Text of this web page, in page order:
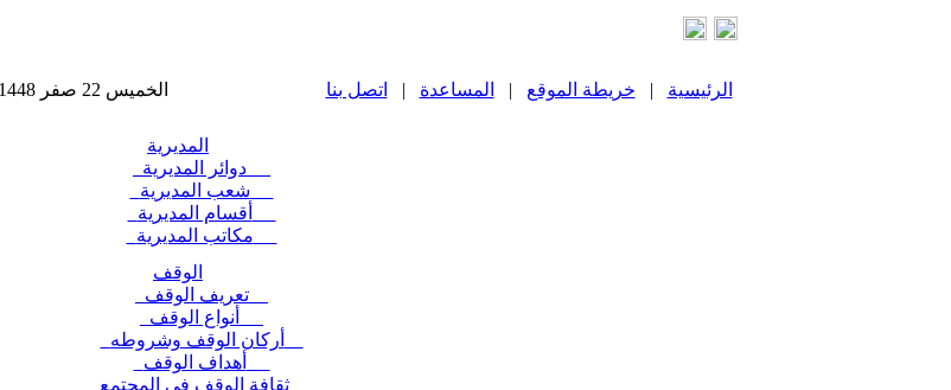
الخميس 22 صفر 1448 - 06 أغسطس 2026 , آخر تحديث : 2025-11-24 15:28:49 الرئيسية | خريطة الموقع | المساعدة | اتصل بنا
المديرية
الوقف